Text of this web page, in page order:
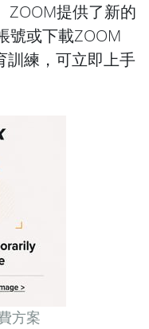
ZOOM提供了新的
號或下載ZOOM
訓練，可立即上手
方案